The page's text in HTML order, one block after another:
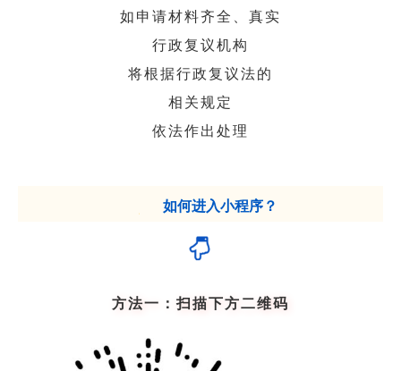
如申请材料齐全、真实
行政复议机构
将根据行政复议法的
相关规定
依法作出处理
如何进入小程序？
方法一：扫描下方二维码